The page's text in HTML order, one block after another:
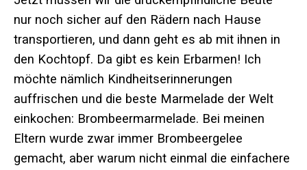
nur noch sicher auf den Rädern nach Hause
transportieren, und dann geht es ab mit ihnen in
den Kochtopf. Da gibt es kein Erbarmen! Ich
möchte nämlich Kindheitserinnerungen
auffrischen und die beste Marmelade der Welt
einkochen: Brombeermarmelade. Bei meinen
Eltern wurde zwar immer Brombeergelee
gemacht, aber warum nicht einmal die einfachere